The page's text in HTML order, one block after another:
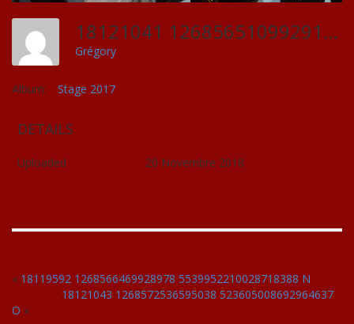
18121041 1268565109929114 1870972644505730562 O
Grégory
Album: Stage 2017
DETAILS
Uploaded 20 Novembre 2018
« 18119592 1268566469928978 5539952210028718388 N
18121043 1268572536595038 523605008692964637
O »